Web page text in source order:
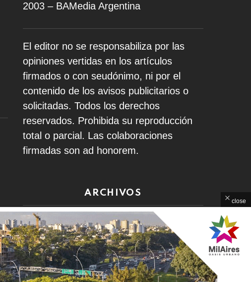
2003 – BAMedia Argentina
El editor no se responsabiliza por las
opiniones vertidas en los artículos
firmados o con seudónimo, ni por el
contenido de los avisos publicitarios o
solicitadas. Todos los derechos
reservados. Prohibida su reproducción
total o parcial. Las colaboraciones
firmadas son ad honorem.
ARCHIVOS
Archivos
Home Contacto Política de Privacidad
close